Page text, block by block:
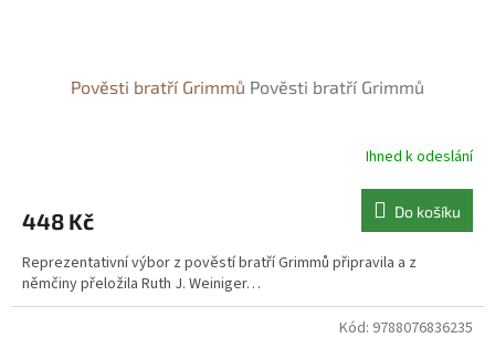
Pověsti bratří Grimmů Pověsti bratří Grimmů
Ihned k odeslání
448 Kč Do košíku
Reprezentativní výbor z pověstí bratří Grimmů připravila a z
němčiny přeložila Ruth J. Weiniger…
Kód: 9788076836235